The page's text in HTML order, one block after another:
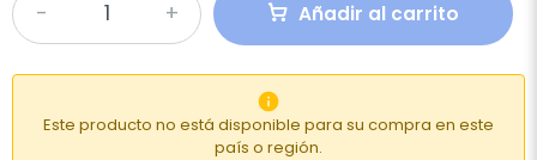
Añadir al carrito

Este producto no está disponible para su compra en este
país o región.